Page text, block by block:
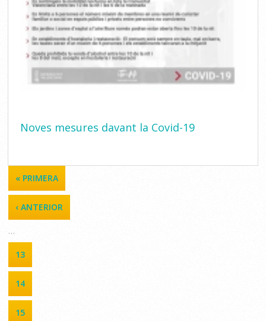
Noves mesures davant la Covid-19
PÁGINAS
« PRIMERA
‹ ANTERIOR
…
13
14
15